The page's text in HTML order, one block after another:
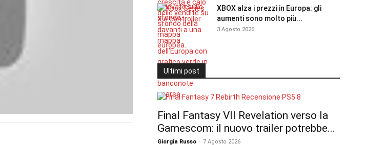
XBOX alza i prezzi in Europa: gli
aumenti sono molto più...
3 Agosto 2026
Ultimi post
Final Fantasy VII Revelation verso la
Gamescom: il nuovo trailer potrebbe...
Giorgia Russo - 7 Agosto 2026